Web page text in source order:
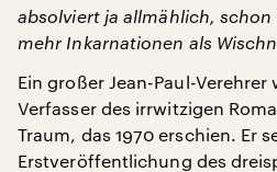
absolviert ja allmählich, schon
mehr Inkarnationen als
Ein großer Jean-Paul-
Verfasser des irrwitzigen
Traum, das 1970 erschien. Er
Erstveröffentlichung des